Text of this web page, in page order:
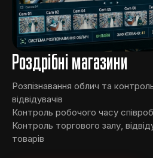
Роздрібні магазини
Розпізнавання облич та
відвідувачів
Контроль робочого часу
Контроль торгового залу,
товарів